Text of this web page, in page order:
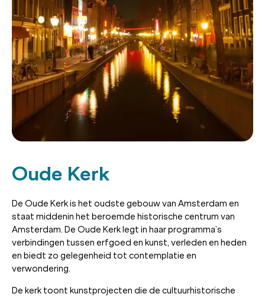
Oude Kerk
De Oude Kerk is het oudste gebouw van Amsterdam en
staat middenin het beroemde historische centrum van
Amsterdam. De Oude Kerk legt in haar programma’s
verbindingen tussen erfgoed en kunst, verleden en heden
en biedt zo gelegenheid tot contemplatie en
verwondering.
De kerk toont kunstprojecten die de cultuurhistorische